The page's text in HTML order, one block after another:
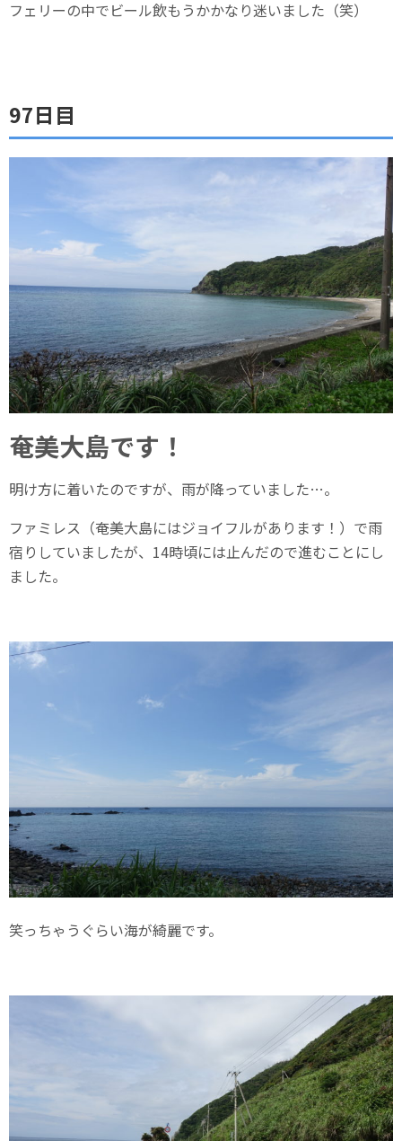
フェリーの中でビール飲もうかかなり迷いました（笑）
97日目
奄美大島です！
明け方に着いたのですが、雨が降っていました…。
ファミレス（奄美大島にはジョイフルがあります！）で雨
宿りしていましたが、14時頃には止んだので進むことにし
ました。
笑っちゃうぐらい海が綺麗です。